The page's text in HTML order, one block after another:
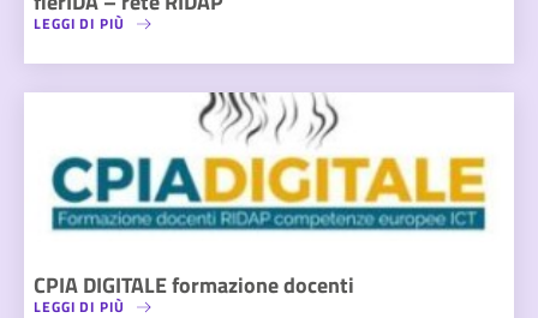
LEGGI DI PIÙ
CPIA DIGITALE formazione docenti
LEGGI DI PIÙ